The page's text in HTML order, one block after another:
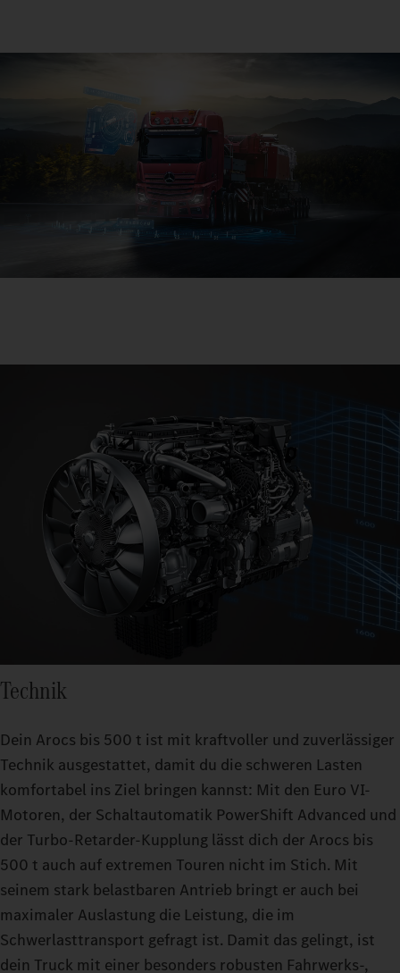
Technik
Dein Arocs bis 500 t ist mit kraftvoller und zuverlässiger
Technik ausgestattet, damit du die schweren Lasten
komfortabel ins Ziel bringen kannst: Mit den Euro VI-
Motoren, der Schaltautomatik PowerShift Advanced und
der Turbo-Retarder-Kupplung lässt dich der Arocs bis
500 t auch auf extremen Touren nicht im Stich. Mit
seinem stark belastbaren Antrieb bringt er auch bei
maximaler Auslastung die Leistung, die im
Schwerlasttransport gefragt ist. Damit das gelingt, ist
dein Truck mit einer besonders robusten Fahrwerks-,